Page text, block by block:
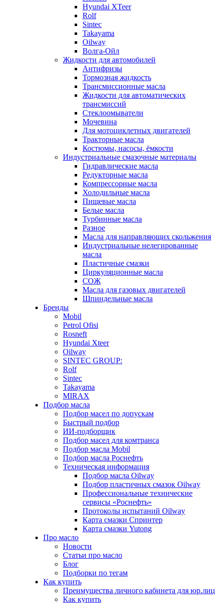
Hyundai XTeer
Rolf
Sintec
Takayama
Oilway
Волга-Ойл
Жидкости для автомобилей
Антифризы
Тормозная жидкость
Трансмиссионные масла
Жидкости для автоматических
трансмиссий
Стеклоомыватели
Мочевина
Для мотоциклетных двигателей
Тракторные масла
Костюмы, насосы, ёмкости
Индустриальные смазочные материалы
Гидравлические масла
Редукторные масла
Компрессорные масла
Холодильные масла
Пищевые масла
Белые масла
Турбинные масла
Разное
Масла для направляющих скольжения
Индустриальные нелегированные
масла
Пластичные смазки
Циркуляционные масла
СОЖ
Масла для газовых двигателей
Шпиндельные масла
Бренды
Mobil
Petrol Ofisi
Rosneft
Hyundai Xteer
Oilway
SINTEC GROUP:
Rolf
Sintec
Takayama
MIRAX
Подбор масла
Подбор масел по допускам
Быстрый подбор
ИИ-подборщик
Подбор масел для комтранса
Подбор масла Mobil
Подбор масла Роснефть
Техническая информация
Подбор масла Oilway
Подбор пластичных смазок Oilway
Профессиональные технические
сервисы «Роснефть»
Протоколы испытаний Oilway
Карта смазки Спринтер
Карта смазки Yutong
Про масло
Новости
Статьи про масло
Блог
Подборки по тегам
Как купить
Преимущества личного кабинета для юр.лиц
Как купить